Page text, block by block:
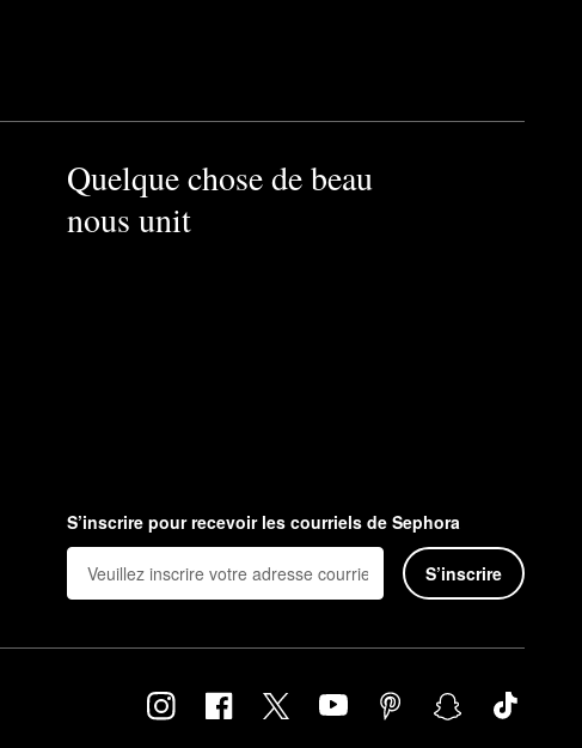
Quelque chose de beau
nous unit
S’inscrire pour recevoir les courriels de Sephora
S’inscrire